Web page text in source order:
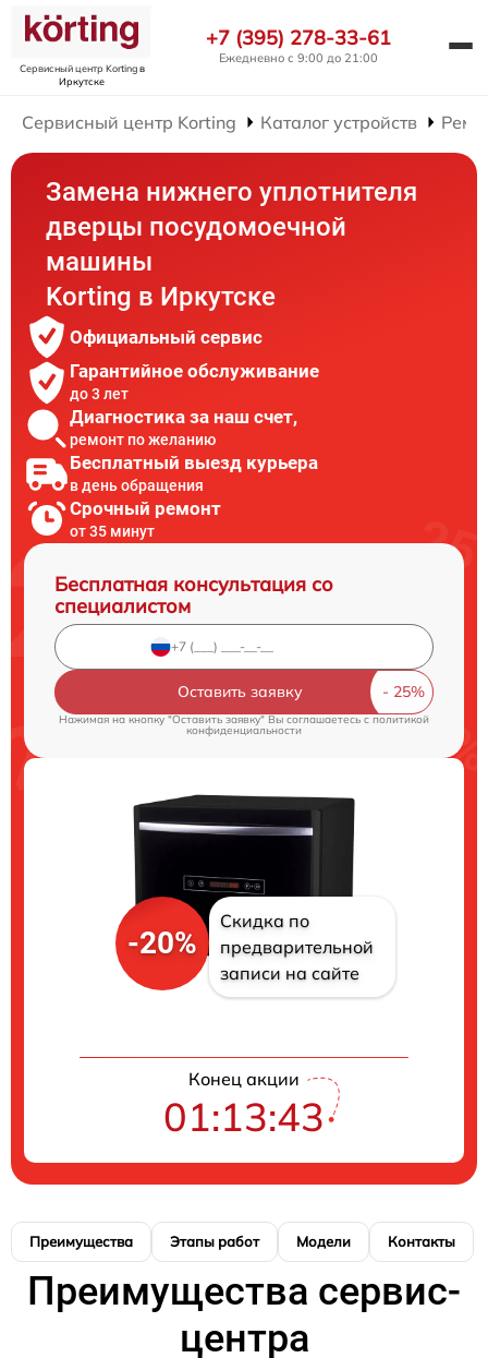
Сервисный центр Kortingв
Иркутске
+7 (395) 278-33-61
Ежедневно с 9:00 до 21:00
Сервисный центр Korting Каталог устройств
Замена нижнего уплотнителя
дверцы посудомоечной
машины
Korting в Иркутске
Официальный сервис
Гарантийное обслуживание
до 3 лет
Диагностика за наш счет,
ремонт по желанию
Бесплатный выезд курьера
в день обращения
Срочный ремонт
от 35 минут
Бесплатная консультация со
специалистом
Оставить заявку
Нажимая на кнопку "Оставить заявку" Вы соглашаетесь cполитикой
конфиденциальности
-20%
Скидка по
предварительной
записи на сайте
Конец акции
01:13:42
Преимущества Этапы работ Модели Контакты
Преимущества сервис-
центра